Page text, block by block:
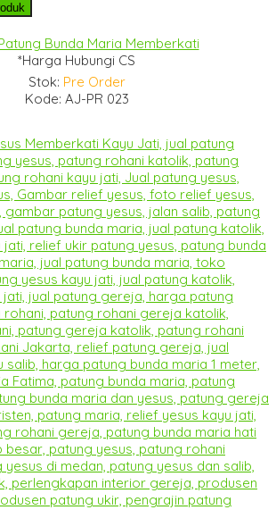
Bunda Maria Memberkati
*Harga Hubungi CS
Stok: Pre Order
Kode: AJ-PR 023